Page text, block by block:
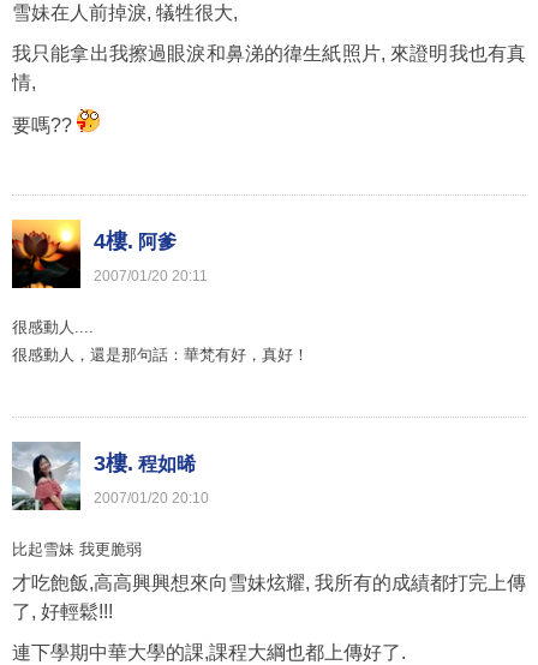
雪妹在人前掉淚, 犠牲很大,
我只能拿出我擦過眼淚和鼻涕的徫生紙照片, 來證明我也有真
情,
要嗎??
4樓. 阿爹
2007/01/20 20:11
很感動人....
很感動人，還是那句話：華梵有好，真好！
3樓. 程如晞
2007/01/20 20:10
比起雪妹 我更脆弱
才吃飽飯,高高興興想來向雪妹炫耀, 我所有的成績都打完上傳
了, 好輕鬆!!!
連下學期中華大學的課,課程大綱也都上傳好了.